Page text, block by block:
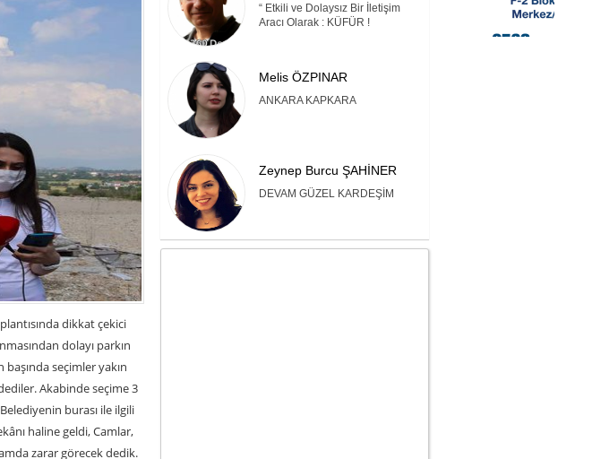
dikkat çekici
dolayı parkın
seçimler yakın
Akabinde seçime 3
burası ile ilgili
haline geldi, Camlar,
zarar görecek dedik.
“ Etkili ve Dolaysız Bir İletişim
Aracı Olarak : KÜFÜR !
Melis ÖZPINAR
ANKARA KAPKARA
Zeynep Burcu ŞAHİNER
DEVAM GÜZEL KARDEŞİM